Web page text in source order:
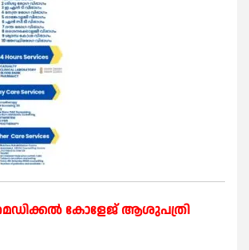
കോളേജ് ആശുപത്രി